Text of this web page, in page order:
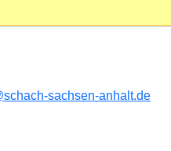
sachsen-anhalt.de